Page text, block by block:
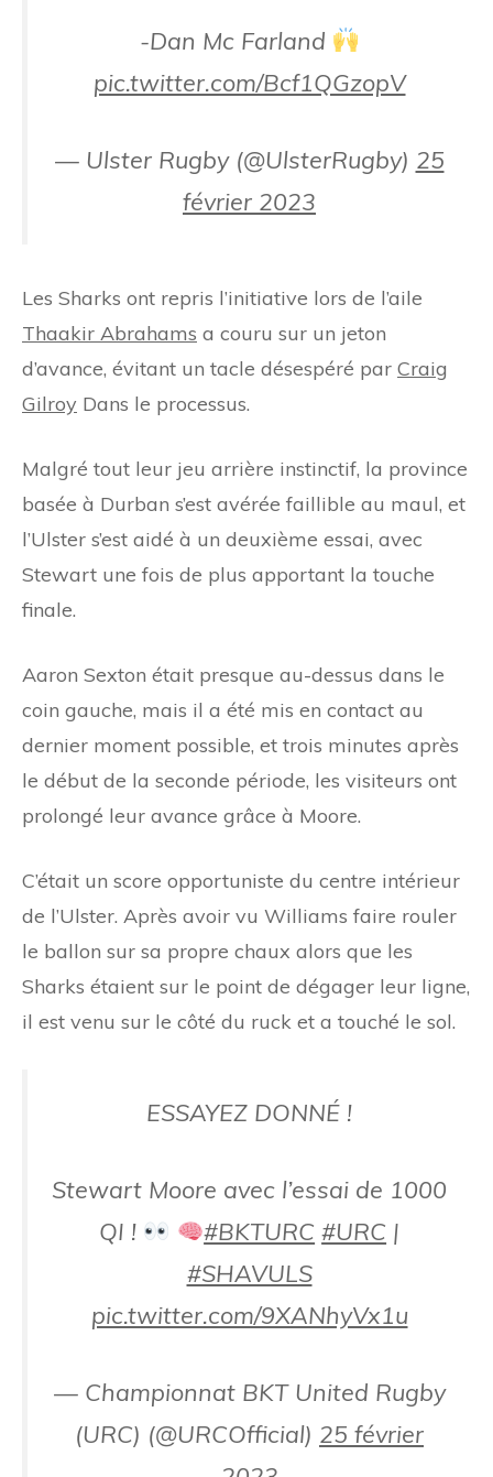
-Dan Mc Farland
pic.twitter.com/Bcf1QGzopV
— Ulster Rugby (@UlsterRugby) 25
février 2023
Les Sharks ont repris l’initiative lors de l’aile
Thaakir Abrahams a couru sur un jeton
d’avance, évitant un tacle désespéré par Craig
Gilroy Dans le processus.
Malgré tout leur jeu arrière instinctif, la province
basée à Durban s’est avérée faillible au maul, et
l’Ulster s’est aidé à un deuxième essai, avec
Stewart une fois de plus apportant la touche
finale.
Aaron Sexton était presque au-dessus dans le
coin gauche, mais il a été mis en contact au
dernier moment possible, et trois minutes après
le début de la seconde période, les visiteurs ont
prolongé leur avance grâce à Moore.
C’était un score opportuniste du centre intérieur
de l’Ulster. Après avoir vu Williams faire rouler
le ballon sur sa propre chaux alors que les
Sharks étaient sur le point de dégager leur ligne,
il est venu sur le côté du ruck et a touché le sol.
ESSAYEZ DONNÉ !
Stewart Moore avec l’essai de 1000
QI !
#BKTURC #URC |
#SHAVULS
pic.twitter.com/9XANhyVx1u
— Championnat BKT United Rugby
(URC) (@URCOfficial) 25 février